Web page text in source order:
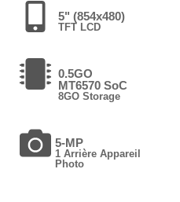
5" (854x480)
TFT LCD
0.5GO
MT6570 SoC
8GO Storage
5-MP
1 Arrière Appareil
Photo